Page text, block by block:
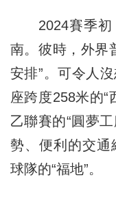
2024賽季初
南。彼時，外界
安排”。可令人
座跨度258米的“
乙聯賽的“圓夢
勢、便利的交通
球隊的“福地”。